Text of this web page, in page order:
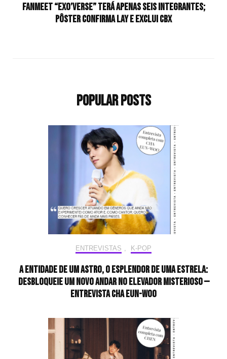
Fanmeet “EXO’verse” terá apenas seis integrantes;
pôster confirma LAY e exclui CBX
Popular Posts
ENTREVISTAS K-POP
A entidade de um astro, o esplendor de uma estrela:
desbloqueie um novo andar no elevador misterioso —
Entrevista CHA EUN-WOO